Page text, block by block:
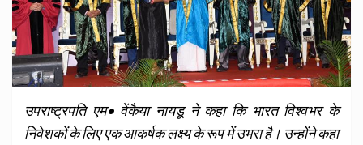
उपराष्ट्रपति एम• वेंकैया नायडू ने कहा कि भारत विश्‍वभर के
निवेशकों के लिए एक आकर्षक लक्ष्य के रूप में उभरा है। उन्‍होंने कहा